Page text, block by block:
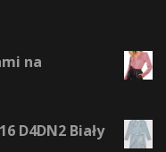
na
D4DN2 Biały